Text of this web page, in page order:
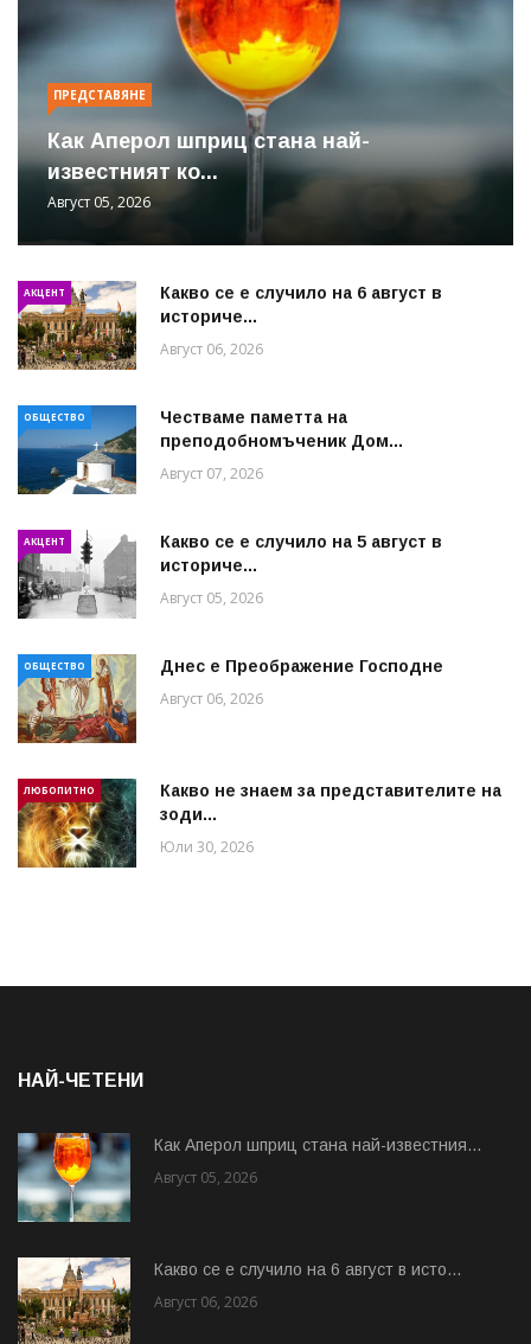
ПРЕДСТАВЯНЕ
Как Аперол шприц стана най-
известният ко...
Август 05, 2026
АКЦЕНТ
Какво се е случило на 6 август в
историче...
Август 06, 2026
ОБЩЕСТВО
Честваме паметта на
преподобномъченик Дом...
Август 07, 2026
АКЦЕНТ
Какво се е случило на 5 август в
историче...
Август 05, 2026
ОБЩЕСТВО Днес е Преображение Господне
Август 06, 2026
ЛЮБОПИТНО
Какво не знаем за представителите на
зоди...
Юли 30, 2026
НАЙ-ЧЕТЕНИ
Как Аперол шприц стана най-известния...
Август 05, 2026
Какво се е случило на 6 август в исто...
Август 06, 2026